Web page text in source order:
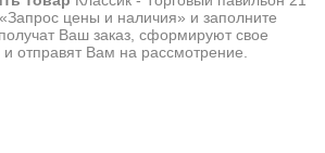
цены и наличия» и заполните
Ваш заказ, сформируют свое
отправят Вам на рассмотрение.